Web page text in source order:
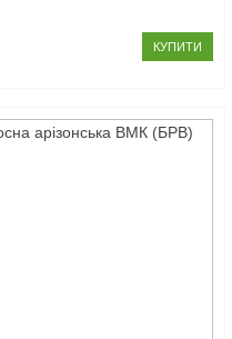
КУПИТИ